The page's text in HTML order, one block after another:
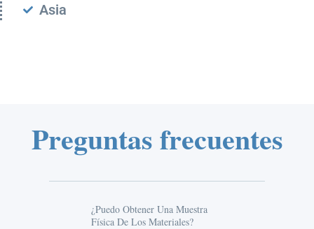
Asia
Preguntas frecuentes
¿Puedo Obtener Una Muestra
Física De Los Materiales?